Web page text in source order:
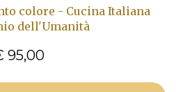
colore - Cucina Italiana
dell'Umanità
95,00